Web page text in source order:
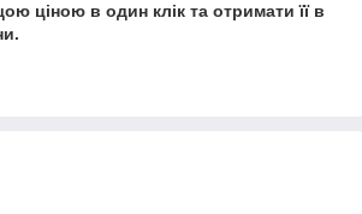
ціною в один клік та отримати її в